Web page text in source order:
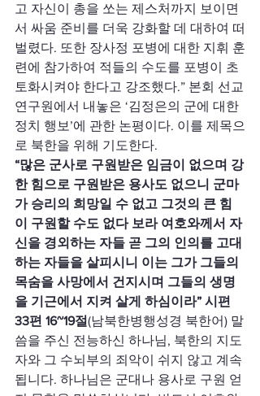
고 자신이 총을 쏘는 제스처까지 보이면
서 싸움 준비를 더욱 강화할 데 대하여 떠
벌렸다. 또한 장사정 포병에 대한 지휘 훈
련에 참가하여 적들의 수도를 포병이 초
토화시켜야 한다고 강조했다.” 본회 선교
연구원에서 내놓은 ‘김정은의 군에 대한
정치 행보’에 관한 논평이다. 이를 제목으
로 북한을 위해 기도한다.
“많은 군사로 구원받은 임금이 없으며 강
한 힘으로 구원받은 용사도 없으니 군마
가 승리의 희망일 수 없고 그것의 큰 힘
이 구원할 수도 없다 보라 여호와께서 자
신을 경외하는 자들 곧 그의 인의를 고대
하는 자들을 살피시니 이는 그가 그들의
목숨을 사망에서 건지시며 그들의 생명
을 기근에서 지켜 살게 하심이라” 시편
33편 16~19절(남북한병행성경 북한어) 말
씀을 주신 전능하신 하나님, 북한의 지도
자와 그 수뇌부의 죄악이 쉬지 않고 계속
됩니다. 하나님은 군대나 용사로 구원 얻